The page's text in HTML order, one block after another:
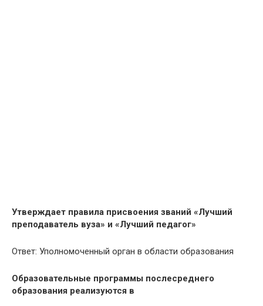
Утверждает правила присвоения званий «Лучший
преподаватель вуза» и «Лучший педагог»
Ответ: Уполномоченный орган в области образования
Образовательные программы послесреднего
образования реализуются в